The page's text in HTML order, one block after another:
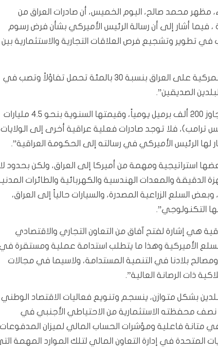
مظهر محمد صالح، اليوم الخميس، أن صادرات العراق من
فيما أشار إلى أن رسالة الرئيس الأميركي بشأن فرض رسوم
تحمل تفاؤلاً وتصب في تطوير وتشجيع فرص العلاقات التجارية والاستثمارية بين
وقال صالح، إن “رسالة الرئيس الأميركي بشأن فرض رسوم جمركية على العراق بنسبة 30 بالمئة تحمل تفاؤلاً وتصب في
الصديقين”.
وأضاف أن “العراق، عدا صادراته من النفط الخام التي لا تتجاوز 200 ألف برميل يومياً، وقيمتها السنوية بنحو 4.5 مليارات
ترامب)، فلا توجد صادرات فعلية عراقية أخرى إلى الولايات
استراتيجية ومهمة من أميركا إلى العراق، ولكن بحدود لا
الدقيقة والمعدات الهندسية والكهربائية والطائرات
السلع الزراعية المصدرة، والسيارات حالياً إلى العراق،
التكنولوجي”.
هي إشارة لفتح آفاق من التعاون التجاري والاقتصادي
الأميركية وهذا ما يتطلب استدامة عملية ومستقرة
بلادنا في التنمية المستدامة، ولاسيما في مجالات
ذات الرصانة العالية”.
بشكل متوازن، ينسجم وتنويع فعاليات الاقتصاد الوطني
نصف محفظته الاستثمارية من الاحتياطي الأجنبي في
متانة فاعلية ومؤشرات الحساب المالي لميزان المدفوعات
المتحدة في إدارة التعاون المالي لتلك الموارد المهمة